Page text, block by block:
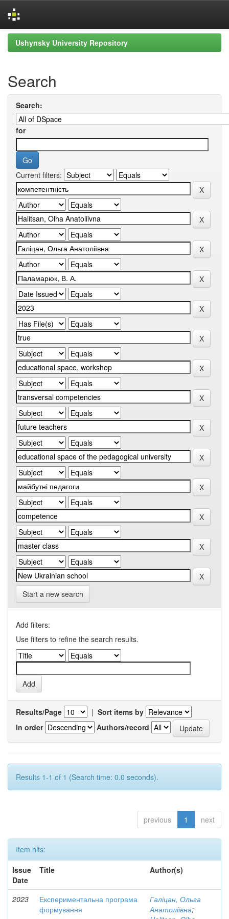
Skip
navigation
Ushynsky University Repository
Search
Search:
for
Current filters:
Start a new search
Add filters:
Use filters to refine the search results.
Results/Page | Sort items by
In order
Authors/record
Results 1-1 of 1 (Search time: 0.0 seconds).
previous 1 next
Item hits:
Issue
Date
Title Author(s)
2023
Експериментальна програма
формування
Галіцан, Ольга
Анатоліївна;